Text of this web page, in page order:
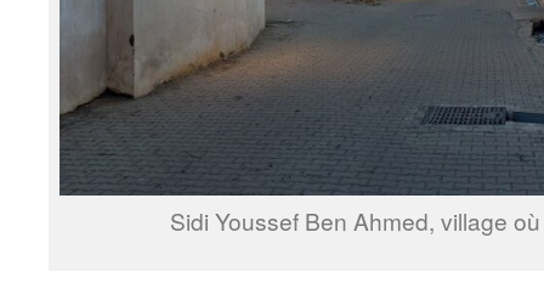
Sidi Youssef Ben Ahmed, village